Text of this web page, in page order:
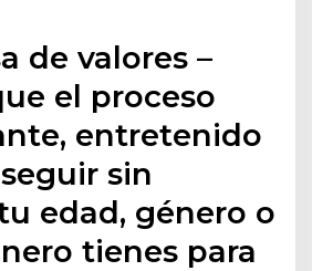
de valores –
el proceso
entretenido
sin
edad, género o
tienes para